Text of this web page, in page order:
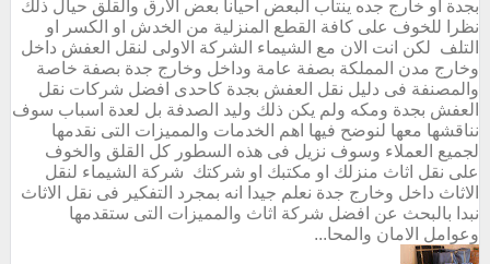
بجدة او خارج جده ينتاب البعض احيانا بعض الارق والقلق حيال ذلك
نظرا للخوف على كافة القطع المنزلية من الخدش او الكسر او
التلف لكن انت الان مع الشيماء الشركة الاولى لنقل العفش داخل
وخارج مدن المملكة بصفة عامة وداخل وخارج جدة بصفة خاصة
والمصنفة فى دليل نقل العفش بجدة كاحدى افضل شركات نقل
العفش بجدة ومكه ولم يكن ذلك وليد الصدفة بل لعدة اسباب سوف
نناقشها معها لنوضح فيها اهم الخدمات والمميزات التى نقدمها
لجميع العملاء وسوف نزيل فى هذه السطور كل القلق والخوف
على نقل اثاث منزلك او مكتبك او شركتك شركة الشيماء لنقل
الاثاث داخل وخارج جدة نعلم جيدا انه بمجرد التفكير فى نقل الاثاث
نبدا بالبحث عن افضل شركة اثاث والمميزات التى ستقدمها
وعوامل الامان والمحا...